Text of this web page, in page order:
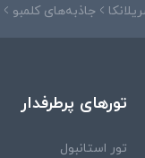
جاذبه‌های کلمبو
تورهای پرطرفدار
تور استانبول